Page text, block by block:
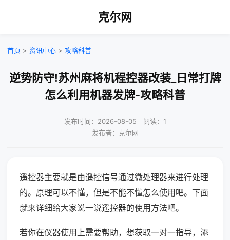
克尔网
首页 > 资讯中心 > 攻略科普
逆势防守!苏州麻将机程控器改装_日常打牌
怎么利用机器发牌-攻略科普
发布时间：2026-08-05｜阅读：1
发布者：克尔网
遥控器主要就是由遥控信号通过微处理器来进行处理
的。原理可以不懂，但是不能不懂怎么使用吧。下面
就来详细给大家说一说遥控器的使用方法吧。
若你在仪器使用上需要帮助，想获取一对一指导，添